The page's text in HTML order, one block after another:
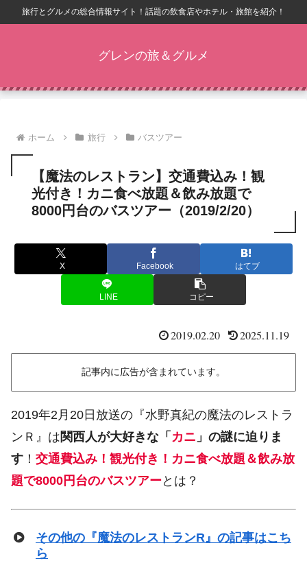
旅行とグルメの総合情報サイト！話題の飲食店やホテル・旅館を紹介！
グレンの旅＆グルメ
ホーム 旅行 バスツアー
【魔法のレストラン】交通費込み！観
光付き！カニ食べ放題＆飲み放題で
8000円台のバスツアー（2019/2/20）
X Facebook はてブ
LINE コピー
2019.02.20 2025.11.19
記事内に広告が含まれています。
2019年2月20日放送の『水野真紀の魔法のレストラ
ンＲ』は関西人が大好きな「 カニ 」の謎に迫りま
す ！ 交通費込み！観光付き！カニ食べ放題＆飲み放
題で8000円台のバスツアーとは？
その他の『魔法のレストランR』の記事はこち
ら